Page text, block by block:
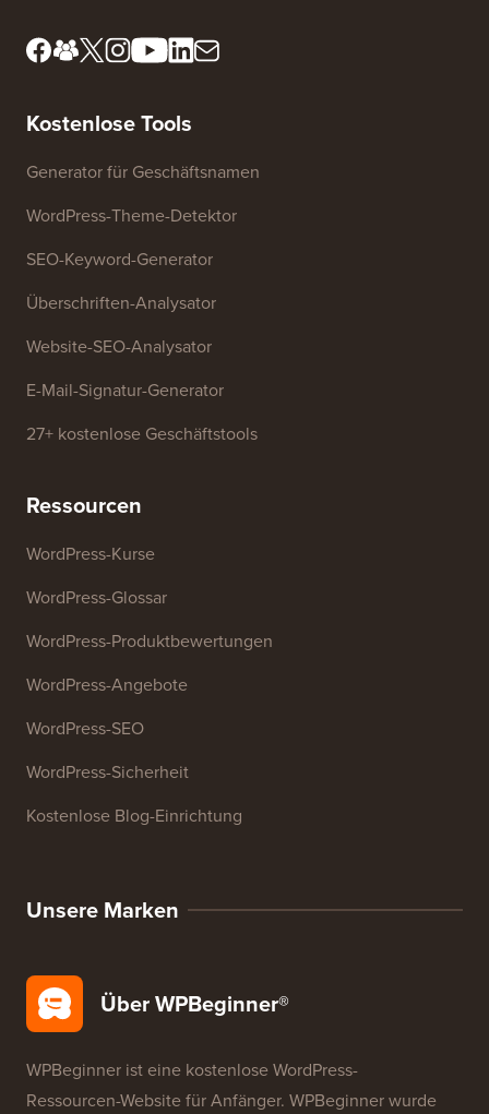
Kostenlose Tools
Generator für Geschäftsnamen
WordPress-Theme-Detektor
SEO-Keyword-Generator
Überschriften-Analysator
Website-SEO-Analysator
E-Mail-Signatur-Generator
27+ kostenlose Geschäftstools
Ressourcen
WordPress-Kurse
WordPress-Glossar
WordPress-Produktbewertungen
WordPress-Angebote
WordPress-SEO
WordPress-Sicherheit
Kostenlose Blog-Einrichtung
Unsere Marken
Über WPBeginner®
WPBeginner ist eine kostenlose WordPress-
Ressourcen-Website für Anfänger. WPBeginner wurde